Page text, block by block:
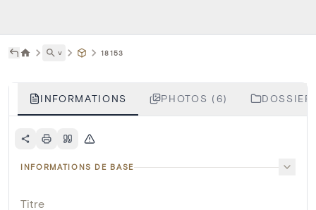
˅ 18153
INFORMATIONS PHOTOS (6)
INFORMATIONS DE BASE
Titre